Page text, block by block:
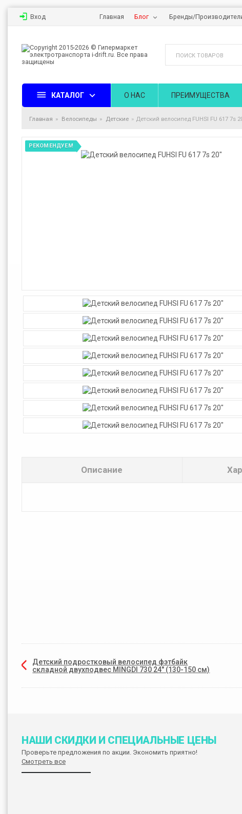
Вход Главная Блог Бренды/
КАТАЛОГ О НАС ПРЕИМУЩЕСТВА
Главная Велосипеды Детские Детский велосипед FUHSI FU 617 7s
РЕКОМЕНДУЕМ
Описание
Детский подростковый велосипед фэтбайк
складной двухподвес MINGDI 730 24" (130-150 см)
НАШИ СКИДКИ И СПЕЦИАЛЬНЫЕ ЦЕНЫ
Проверьте предложения по акции. Экономить приятно!
Смотреть все